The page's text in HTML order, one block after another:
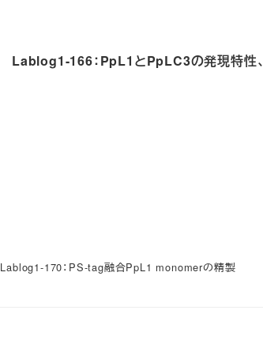
Lablog1-166：PpL1とPpLC3の発現特性
Lablog1-170：PS-tag融合PpL1 monomerの精製